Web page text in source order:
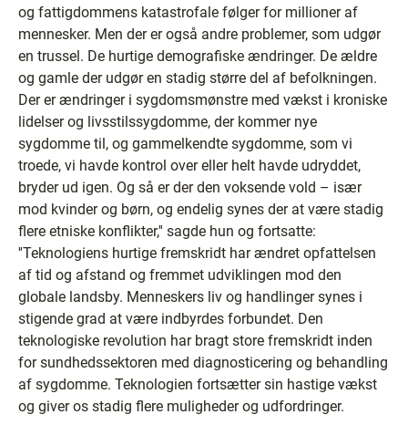
og fattigdommens katastrofale følger for millioner af
mennesker. Men der er også andre problemer, som udgør
en trussel. De hurtige demografiske ændringer. De ældre
og gamle der udgør en stadig større del af befolkningen.
Der er ændringer i sygdomsmønstre med vækst i kroniske
lidelser og livsstilssygdomme, der kommer nye
sygdomme til, og gammelkendte sygdomme, som vi
troede, vi havde kontrol over eller helt havde udryddet,
bryder ud igen. Og så er der den voksende vold – især
mod kvinder og børn, og endelig synes der at være stadig
flere etniske konflikter,'' sagde hun og fortsatte:
''Teknologiens hurtige fremskridt har ændret opfattelsen
af tid og afstand og fremmet udviklingen mod den
globale landsby. Menneskers liv og handlinger synes i
stigende grad at være indbyrdes forbundet. Den
teknologiske revolution har bragt store fremskridt inden
for sundhedssektoren med diagnosticering og behandling
af sygdomme. Teknologien fortsætter sin hastige vækst
og giver os stadig flere muligheder og udfordringer.